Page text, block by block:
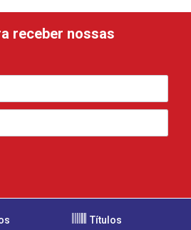
receber nossas
Títulos